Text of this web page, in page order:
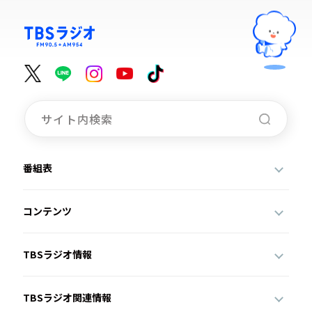
番組表
コンテンツ
TBSラジオ情報
TBSラジオ関連情報